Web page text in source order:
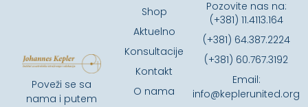
Poveži se sa
nama i putem
Shop
Aktuelno
Konsultacije
Kontakt
O nama
Pozovite nas na:
(+381) 11.4113.164
(+381) 64.387.2224
(+381) 60.767.3192
Email:
info@keplerunited.org